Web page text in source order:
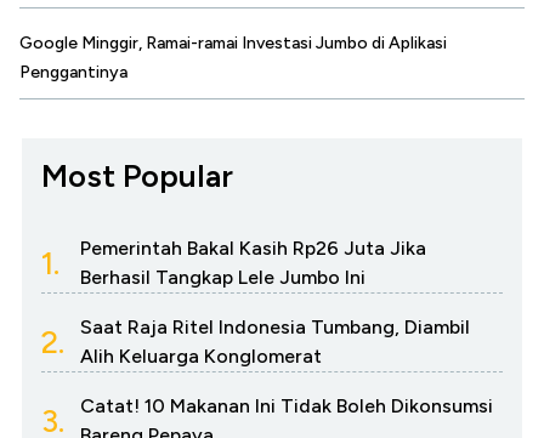
Google Minggir, Ramai-ramai Investasi Jumbo di Aplikasi
Penggantinya
Most Popular
1.
Pemerintah Bakal Kasih Rp26 Juta Jika
Berhasil Tangkap Lele Jumbo Ini
2.
Saat Raja Ritel Indonesia Tumbang, Diambil
Alih Keluarga Konglomerat
3.
Catat! 10 Makanan Ini Tidak Boleh Dikonsumsi